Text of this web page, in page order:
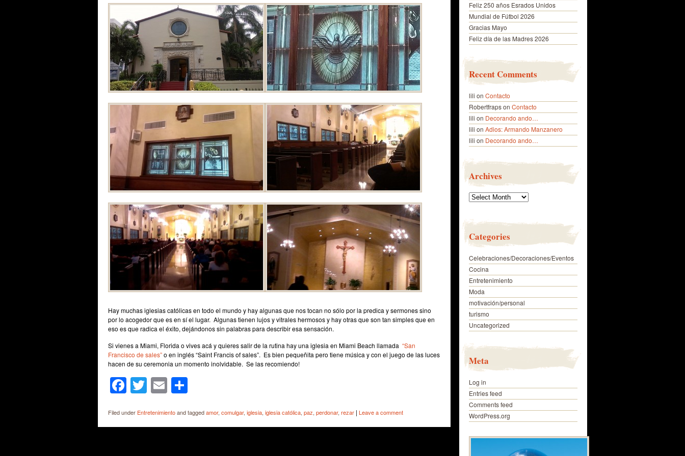
Hay muchas iglesias católicas en todo el mundo y hay algunas que nos tocan no sólo por la predica y sermones sino
por lo acogedor que es en sí el lugar. Algunas tienen lujos y vitrales hermosos y hay otras que son tan simples que en
eso es que radica el éxito, dejándonos sin palabras para describir esa sensación.
Si vienes a Miami, Florida o vives acá y quieres salir de la rutina hay una iglesia en Miami Beach llamada “San
Francisco de sales”o en inglés “Saint Francis of sales”. Es bien pequeñita pero tiene música y con el juego de las luces
hacen de su ceremonia un momento inolvidable. Se las recomiendo!
Facebook
Twitter
Email
Filed under Entretenimientoand taggedamor, comulgar, iglesia, iglesia católica, paz, perdonar, rezar | Leave a comment
Feliz 250 años Esrados Unidos
Mundial de Fútbol 2026
Gracias Mayo
Feliz día de las Madres 2026
Recent Comments
lili on Contacto
Robertfrapson Contacto
lili on Decorando ando…
lili on Adios: Armando Manzanero
lili on Decorando ando…
Archives
Archives
Categories
Celebraciones/Decoraciones/Eventos
Cocina
Entretenimiento
Moda
motivación/personal
turismo
Uncategorized
Meta
Log in
Entries feed
Comments feed
WordPress.org